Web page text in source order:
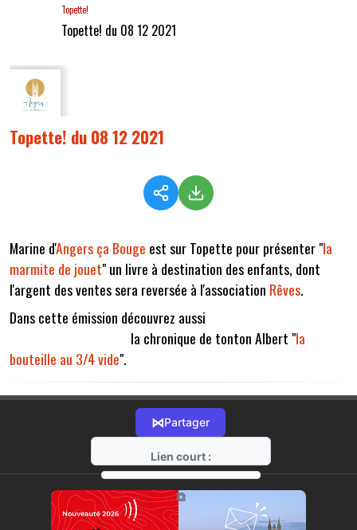
Topette!
Topette! du 08 12 2021
Topette! du 08 12 2021
Marine d'Angers ça Bouge est sur Topette pour présenter "la
marmite de jouet" un livre à destination des enfants, dont
l'argent des ventes sera reversée à l'association Rêves.
Dans cette émission découvrez aussi
la chronique de tonton Albert "la
bouteille au 3/4 vide".
⋈Partager
Lien court :
https://radio-g.fr?7112
⧉